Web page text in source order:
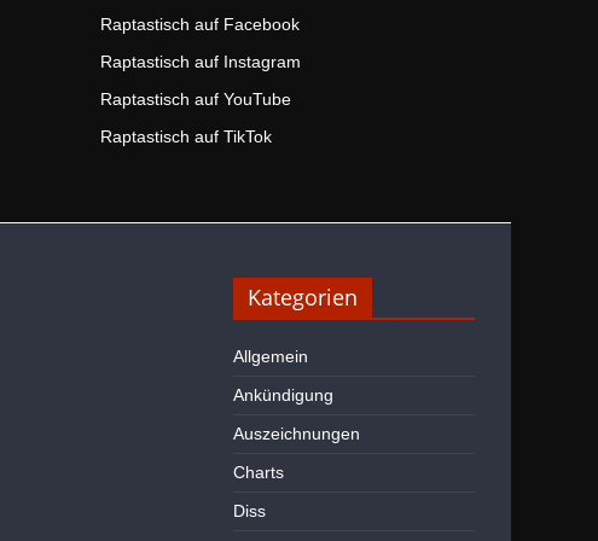
Raptastisch auf Facebook
Raptastisch auf Instagram
Raptastisch auf YouTube
Raptastisch auf TikTok
Kategorien
Allgemein
Ankündigung
Auszeichnungen
Charts
Diss